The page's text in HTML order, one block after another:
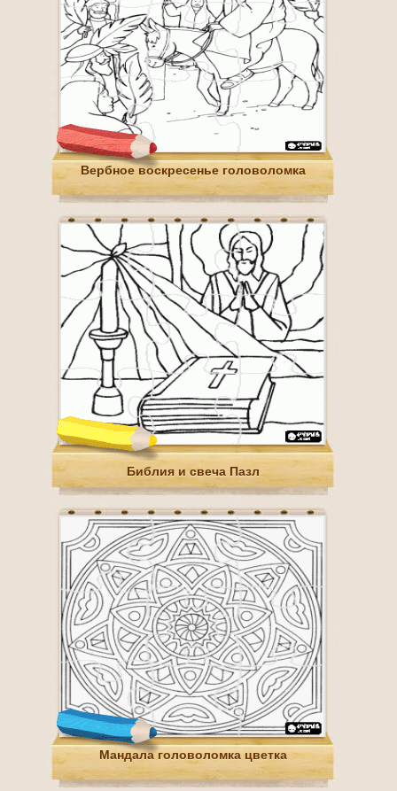
Вербное воскресенье головоломка
Библия и свеча Пазл
Мандала головоломка цветка